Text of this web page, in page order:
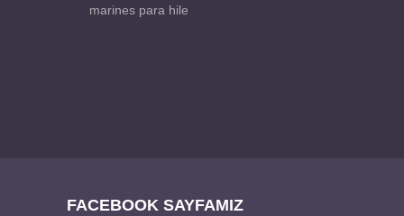
marines para hile
FACEBOOK SAYFAMIZ